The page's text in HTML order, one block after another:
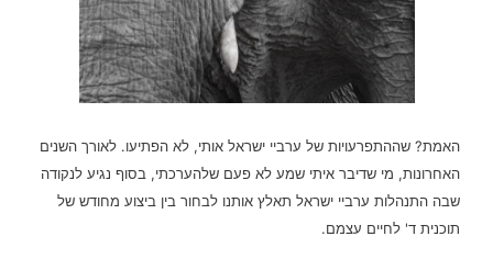
האמת? שההתפרעויות של ערביי ישראל אותי, לא הפתיעו. לאורך השנים
האחרונות, מי שדיבר איתי שמע לא פעם שלהערכתי, בסוף נגיע לנקודה
שבה התנהלות ערביי ישראל תאלץ אותנו לבחור בין ביצוע מחודש של
תוכנית ד' לחיים עצמם.